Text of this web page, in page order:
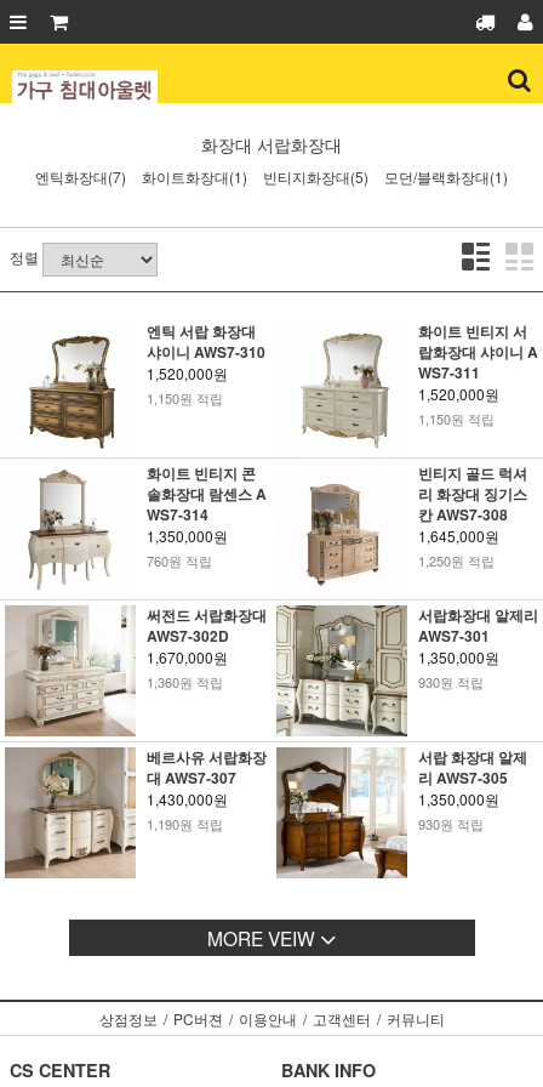
화장대 서랍화장대
엔틱화장대(7) 화이트화장대(1) 빈티지화장대(5) 모던/블랙화장대(1)
정렬
엔틱 서랍 화장대
샤이니 AWS7-310
1,520,000원
1,150원 적립
화이트 빈티지 서
랍화장대 샤이니 A
WS7-311
1,520,000원
1,150원 적립
화이트 빈티지 콘
솔화장대 람센스 A
WS7-314
1,350,000원
760원 적립
빈티지 골드 럭셔
리 화장대 징기스
칸 AWS7-308
1,645,000원
1,250원 적립
써전드 서랍화장대
AWS7-302D
1,670,000원
1,360원 적립
서랍화장대 알제리
AWS7-301
1,350,000원
930원 적립
베르사유 서랍화장
대 AWS7-307
1,430,000원
1,190원 적립
서랍 화장대 알제
리 AWS7-305
1,350,000원
930원 적립
MORE VEIW
상점정보 / PC버젼 / 이용안내 / 고객센터 / 커뮤니티
CS CENTER
BANK INFO